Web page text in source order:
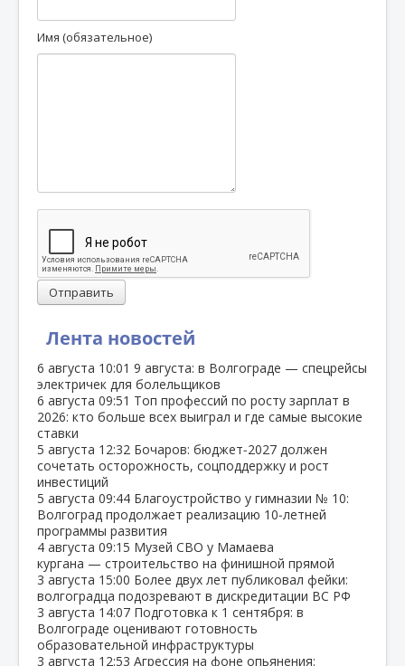
Лента новостей
6 августа 10:01 9 августа: в Волгограде — спецрейсы
электричек для болельщиков
6 августа 09:51 Топ профессий по росту зарплат в
2026: кто больше всех выиграл и где самые высокие
ставки
5 августа 12:32 Бочаров: бюджет‑2027 должен
сочетать осторожность, соцподдержку и рост
инвестиций
5 августа 09:44 Благоустройство у гимназии № 10:
Волгоград продолжает реализацию 10‑летней
программы развития
4 августа 09:15 Музей СВО у Мамаева
кургана — строительство на финишной прямой
3 августа 15:00 Более двух лет публиковал фейки:
волгоградца подозревают в дискредитации ВС РФ
3 августа 14:07 Подготовка к 1 сентября: в
Волгограде оценивают готовность
образовательной инфраструктуры
3 августа 12:53 Агрессия на фоне опьянения:
Имя (обязательное)
Отправить